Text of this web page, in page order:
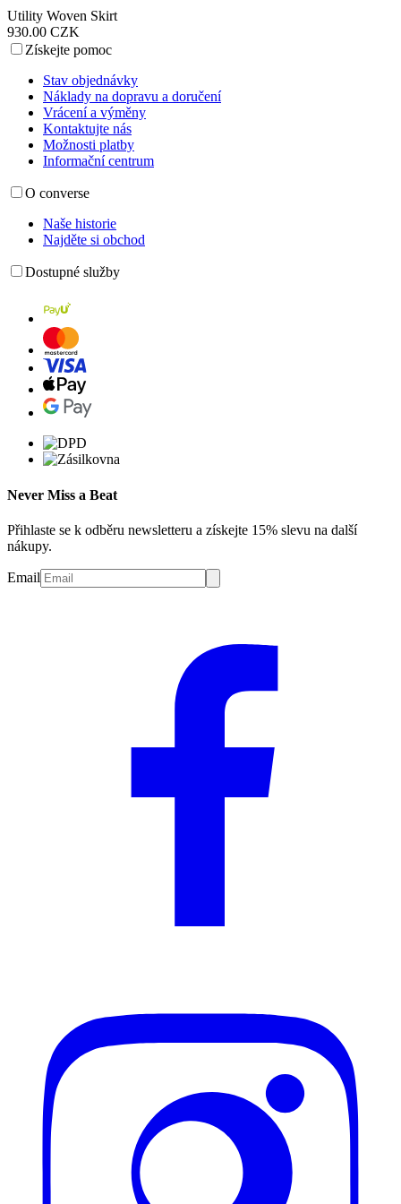
Utility Woven Skirt
930.00 CZK
Získejte pomoc
Stav objednávky
Náklady na dopravu a doručení
Vrácení a výměny
Kontaktujte nás
Možnosti platby
Informační centrum
O converse
Naše historie
Najděte si obchod
Dostupné služby
Never Miss a Beat
Přihlaste se k odběru newsletteru a získejte 15% slevu na další
nákupy.
Email